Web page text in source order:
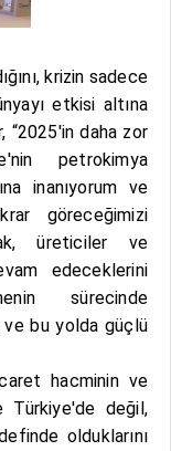
krizin sadece
etkisi altına
“2025'in daha zor
petrokimya
inanıyorum ve
göreceğimizi
üreticiler ve
edeceklerini
sürecinde
ve bu yolda güçlü
hacminin ve
Türkiye'de değil,
olduklarını